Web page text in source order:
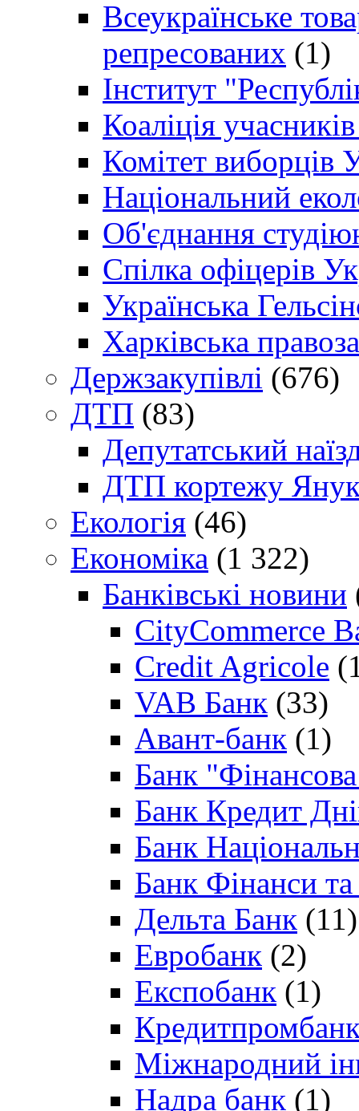
Всеукраїнське
репресованих (1)
Інститут
Коаліція
Комітет виборців
Національний
Об'єднання
Спілка офіцерів
Українська
Харківська
Держзакупівлі (676)
ДТП (83)
Депутатський
ДТП кортежу
Екологія (46)
Економіка (1 322)
Банківські новини
CityCommerce
Credit Agricole
VAB Банк (33)
Авант-банк (1)
Банк "Фінансова
Банк Кредит
Банк
Банк Фінанси
Дельта Банк (11)
Евробанк (2)
Експобанк (1)
Міжнародний
Надра банк (1)